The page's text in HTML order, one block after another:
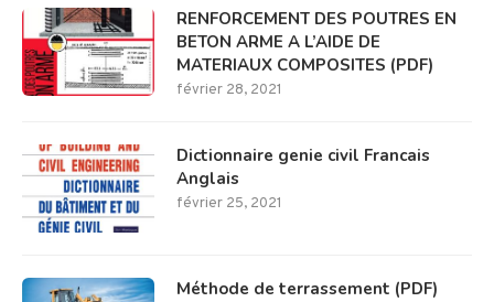
RENFORCEMENT DES POUTRES EN
BETON ARME A L’AIDE DE
MATERIAUX COMPOSITES (PDF)
février 28, 2021
Dictionnaire genie civil Francais
Anglais
février 25, 2021
Méthode de terrassement (PDF)